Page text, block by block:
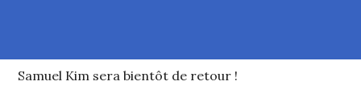
Samuel Kim sera bientôt de retour !